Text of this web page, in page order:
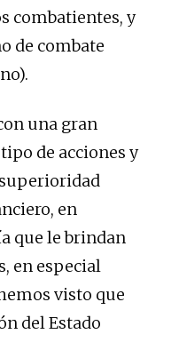
combatientes, y
de combate
una gran
de acciones y
en
que le brindan
en especial
visto que
del Estado